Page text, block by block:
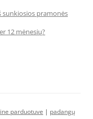
sunkiosios pramonės
12 mėnesių?
parduotuve | padangų